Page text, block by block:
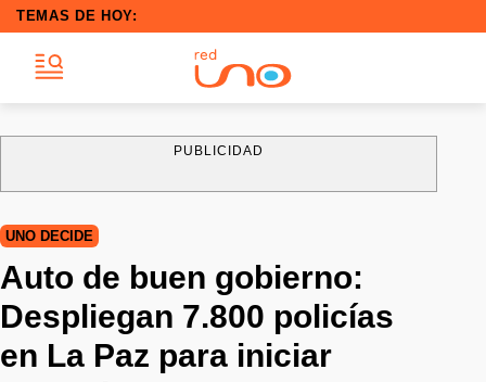
TEMAS DE HOY:
PUBLICIDAD
UNO DECIDE
Auto de buen gobierno:
Despliegan 7.800 policías
en La Paz para iniciar